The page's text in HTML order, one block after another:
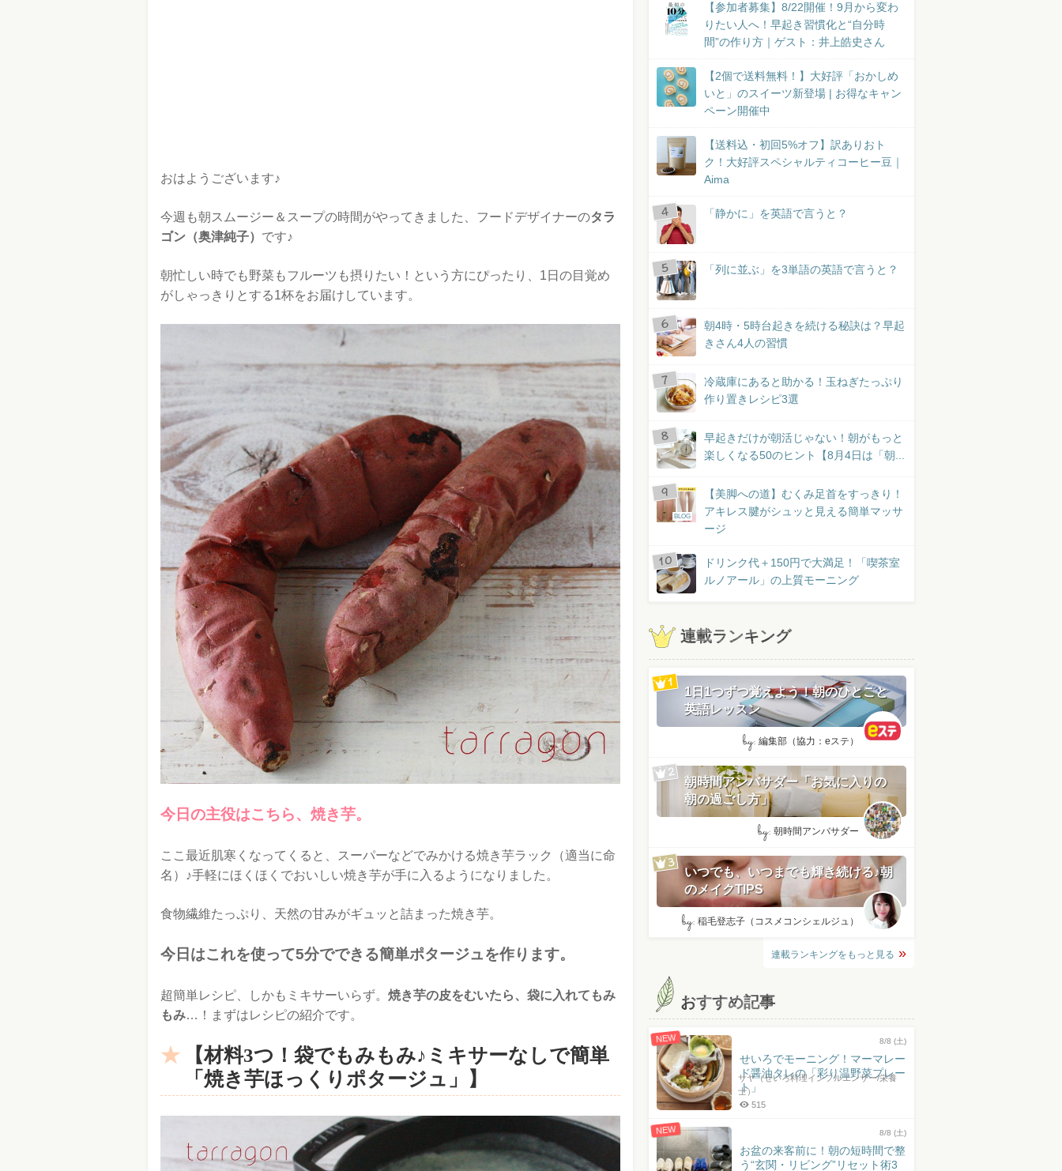
おはようございます♪
今週も朝スムージー＆スープの時間がやってきました、フードデザイナーのタラ
ゴン（奥津純子） です♪
朝忙しい時でも野菜もフルーツも摂りたい！という方にぴったり、1日の目覚め
がしゃっきりとする1杯をお届けしています。
今日の主役はこちら、焼き芋。
ここ最近肌寒くなってくると、スーパーなどでみかける焼き芋ラック（適当に命
名）♪手軽にほくほくでおいしい焼き芋が手に入るようになりました。
食物繊維たっぷり、天然の甘みがギュッと詰まった焼き芋。
今日はこれを使って5分でできる簡単ポタージュを作ります。
超簡単レシピ、しかもミキサーいらず。 焼き芋の皮をむいたら、袋に入れてもみ
もみ…！まずはレシピの紹介です。
【材料3つ！袋でもみもみ♪ミキサーなしで簡単
「焼き芋ほっくりポタージュ」】
【参加者募集】8/22開催！9月から変わ
りたい人へ！早起き習慣化と“自分時
間”の作り方｜ゲスト：井上皓史さん
【2個で送料無料！】大好評「おかしめ
いと」のスイーツ新登場 | お得なキャン
ペーン開催中
【送料込・初回5%オフ】訳ありおト
ク！大好評スペシャルティコーヒー豆｜
Aima
「静かに」を英語で言うと？
「列に並ぶ」を3単語の英語で言うと？
朝4時・5時台起きを続ける秘訣は？早起
きさん4人の習慣
冷蔵庫にあると助かる！玉ねぎたっぷり
作り置きレシピ3選
早起きだけが朝活じゃない！朝がもっと
楽しくなる50のヒント【8月4日は「朝...
BLOG
【美脚への道】むくみ足首をすっきり！
アキレス腱がシュッと見える簡単マッサ
ージ
ドリンク代＋150円で大満足！「喫茶室
ルノアール」の上質モーニング
連載ランキング
1日1つずつ覚えよう！朝のひとこと
英語レッスン
by: 編集部（協力：eステ）
朝時間アンバサダー「お気に入りの
朝の過ごし方」
by: 朝時間アンバサダー
いつでも、いつまでも輝き続ける♪朝
のメイクTIPS
by: 稲毛登志子（コスメコンシェルジュ）
連載ランキングをもっと見る
おすすめ記事
NEW 8/8 (土)
せいろでモーニング！マーマレー
ド醤油タレの「彩り温野菜プレー
ト」
サヤ（せいろ料理インフルエンサー/栄養
士）
515
NEW 8/8 (土)
お盆の来客前に！朝の短時間で整
う“玄関・リビング”リセット術3